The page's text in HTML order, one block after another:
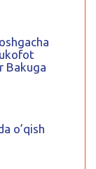
Bakuga
o’qish